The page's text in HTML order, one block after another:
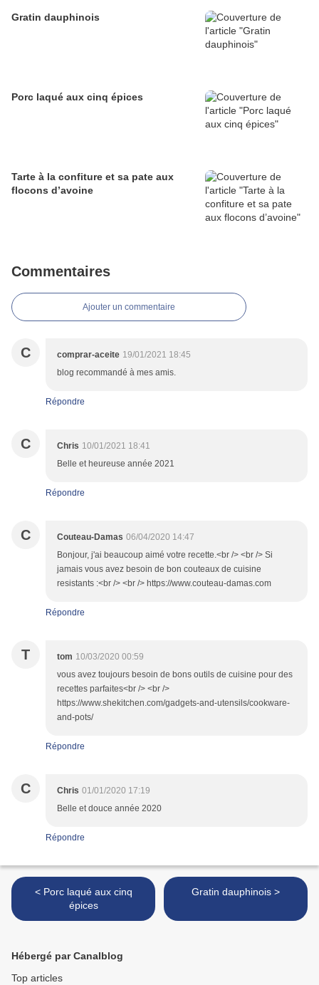
Gratin dauphinois
Porc laqué aux cinq épices
Tarte à la confiture et sa pate aux
flocons d’avoine
Commentaires
Ajouter un commentaire
C comprar-aceite 19/01/2021 18:45
blog recommandé à mes amis.
Répondre
C Chris 10/01/2021 18:41
Belle et heureuse année 2021
Répondre
C Couteau-Damas 06/04/2020 14:47
Bonjour, j'ai beaucoup aimé votre recette.<br /> <br /> Si
jamais vous avez besoin de bon couteaux de cuisine
resistants :<br /> <br /> https://www.couteau-damas.com
Répondre
T tom 10/03/2020 00:59
vous avez toujours besoin de bons outils de cuisine pour des
recettes parfaites<br /> <br />
https://www.shekitchen.com/gadgets-and-utensils/cookware-
and-pots/
Répondre
C Chris 01/01/2020 17:19
Belle et douce année 2020
Répondre
< Porc laqué aux cinq
épices
Gratin dauphinois >
Hébergé par Canalblog
Top articles